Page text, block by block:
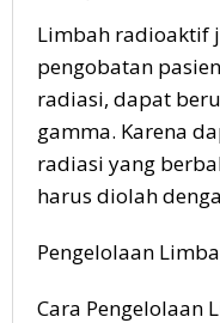
Limbah radioaktif
pengobatan
radiasi, dapat
gamma. Karena
radiasi yang
harus diolah
Pengelolaan
Cara Pengelolaan